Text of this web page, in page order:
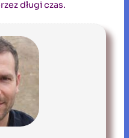
długi czas.